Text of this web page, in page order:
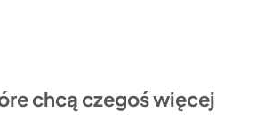
chcą czegoś więcej